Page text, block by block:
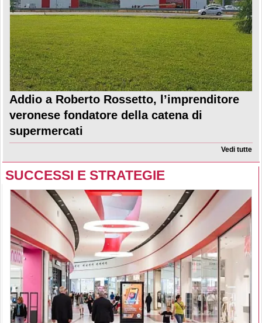
Addio a Roberto Rossetto, l’imprenditore
veronese fondatore della catena di
supermercati
Vedi tutte
SUCCESSI E STRATEGIE